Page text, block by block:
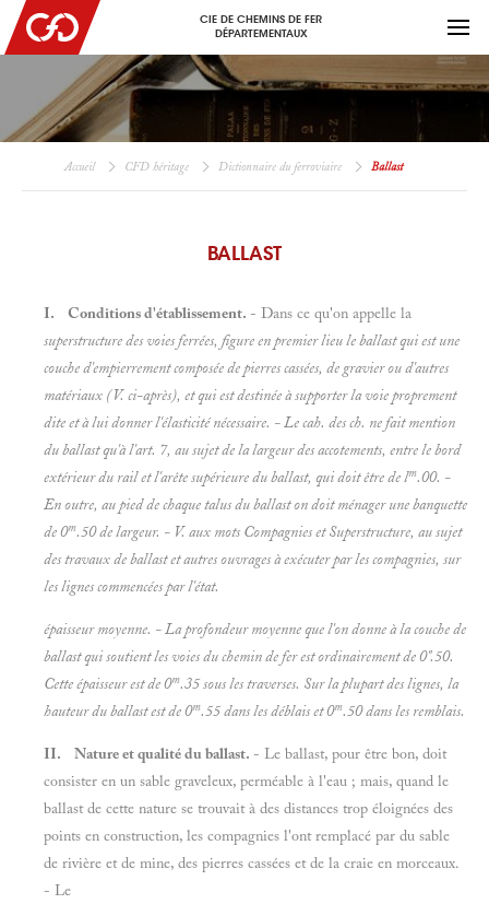
CIE DE CHEMINS DE FER
DÉPARTEMENTAUX
Accueil CFD héritage Dictionnaire du ferroviaire Ballast
BALLAST
I. Conditions d'établissement. - Dans ce qu'on appelle la
superstructure des voies ferrées, figure en premier lieu leballast qui est une
couche d'empierrement composée de pierres cassées, de gravier ou d'autres
matériaux (V. ci-après), et qui est destinée à supporter la voie proprement
dite et à lui donner l'élasticité nécessaire. - Le cah. des ch. ne fait mention
duballast qu'à l'art. 7, au sujet de la largeur des accotements, entre le bord
extérieur du rail et l'arête supérieure du ballast, qui doit être de lm.00. -
En outre, au pied de chaque talus du ballast on doit ménager une banquette
de 0m.50 de largeur. - V. aux mots Compagnies etSuperstructure, au sujet
des travaux deballast et autres ouvrages à exécuter par les compagnies, sur
les lignes commencées par l'état.
épaisseur moyenne. - La profondeur moyenne que l'on donne à la couche de
ballast qui soutient les voies du chemin de fer est ordinairement de 0".50.
Cette épaisseur est de 0m.35 sous les traverses. Sur la plupart des lignes, la
hauteur du ballast est de 0m.55 dans les déblais et 0m.50 dans les remblais.
II. Nature et qualité du ballast. - Le ballast, pour être bon, doit
consister en un sable graveleux, perméable à l'eau ; mais, quand le
ballast de cette nature se trouvait à des distances trop éloignées des
points en construction, les compagnies l'ont remplacé par du sable
de rivière et de mine, des pierres cassées et de la craie en morceaux.
- Le